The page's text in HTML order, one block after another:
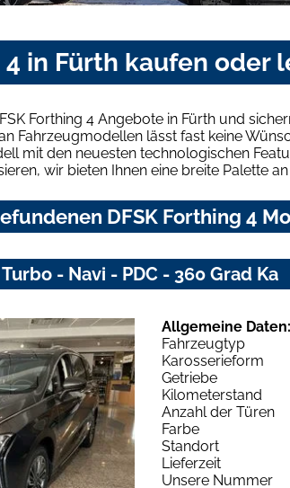
4 in Fürth kaufen oder
Forthing 4 Angebote in Fürth und
Fahrzeugmodellen lässt fast keine
mit den neuesten technologischen
wir bieten Ihnen eine breite Palette
DFSK Forthing 4
- Navi - PDC - 360 Grad Ka
Allgemeine Daten:
Fahrzeugtyp
Karosserieform
Getriebe
Kilometerstand
Anzahl der Türen
Farbe
Standort
Lieferzeit
Unsere Nummer